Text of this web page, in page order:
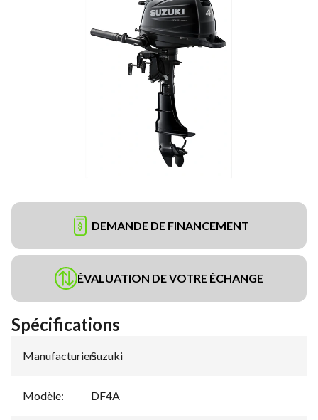
DEMANDE DE FINANCEMENT
ÉVALUATION DE VOTRE ÉCHANGE
Spécifications
Manufacturier:
Suzuki
Modèle: DF4A